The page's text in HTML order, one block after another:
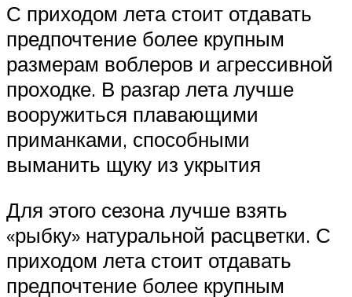
С приходом лета стоит отдавать
предпочтение более крупным
размерам воблеров и агрессивной
проходке. В разгар лета лучше
вооружиться плавающими
приманками, способными
выманить щуку из укрытия
Для этого сезона лучше взять
«рыбку» натуральной расцветки. С
приходом лета стоит отдавать
предпочтение более крупным